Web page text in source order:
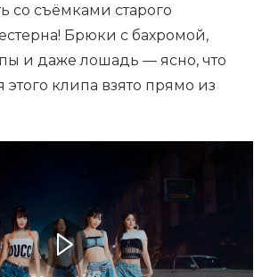
со съёмками старого
Брюки с бахромой,
и даже лошадь — ясно, что
клипа взято прямо из